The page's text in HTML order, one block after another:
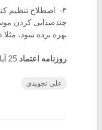
۳- اصطلاح تنظیم
چندصدایی کردن
بهره برده شود،
روزنامه اعتماد
علی تجویدی